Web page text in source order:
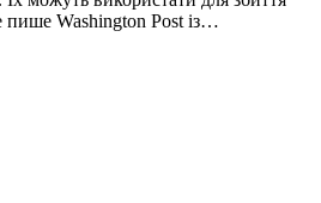
пише Washington Post із…